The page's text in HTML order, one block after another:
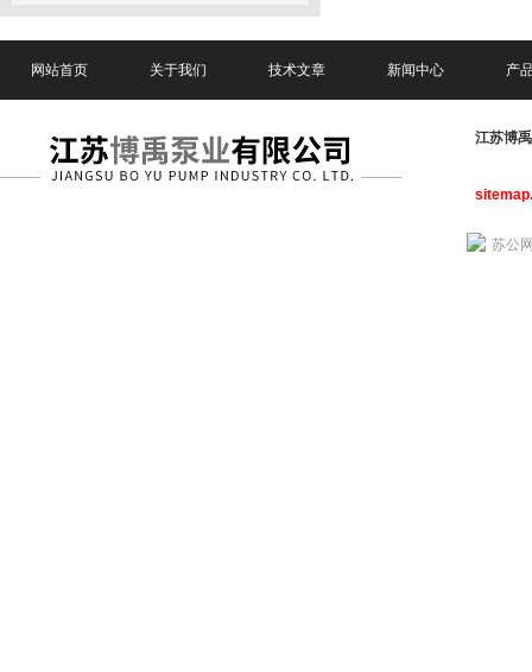
网站首页 关于我们 技术文章 新闻中心 产
江苏博
苏公